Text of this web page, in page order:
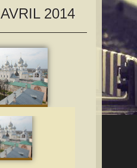
AVRIL 2014